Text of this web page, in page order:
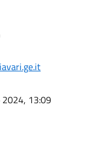
2024, 13:09